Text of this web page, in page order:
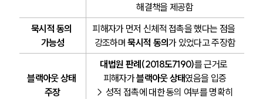
팀소개
해결책을 제공함
묵시적 동의
가능성
피해자가 먼저 신체적 접촉을 했다는 점을
강조하며 묵시적 동의가 있었다고 주장함
블랙아웃 상태
주장
대법원 판례(2018도7190)를 근거로
피해자가 블랙아웃 상태였음을 입증
→ 성적 접촉에 대한 동의 여부를 명확히